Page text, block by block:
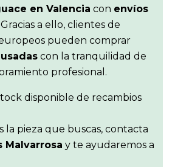
en Valencia con envíos
Gracias a ello, clientes de
pueden comprar
con la tranquilidad de
profesional.
disponible de recambios
la pieza que buscas, contacta
Malvarrosa y te ayudaremos a